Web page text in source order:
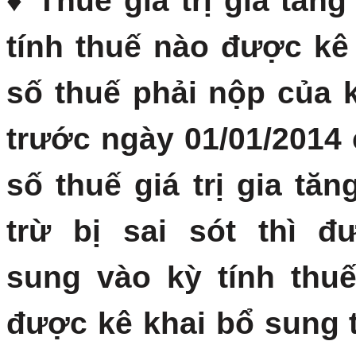
tính thuế nào được
số thuế phải nộp của
trước ngày 01/01/
số thuế giá trị gia
trừ bị sai sót thì
sung vào kỳ tính
được kê khai bổ sung